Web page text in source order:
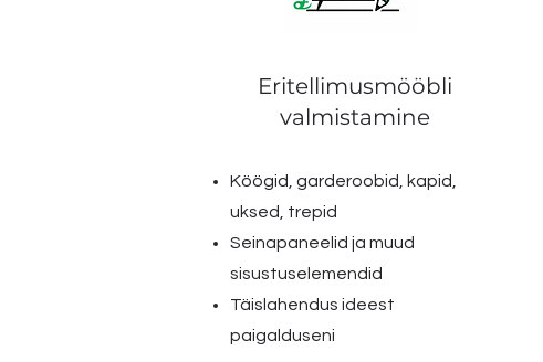
Eritellimusmööbli
valmistamine
Köögid, garderoobid, kapid,
uksed, trepid
Seinapaneelid ja muud
sisustuselemendid
Täislahendus ideest
paigalduseni